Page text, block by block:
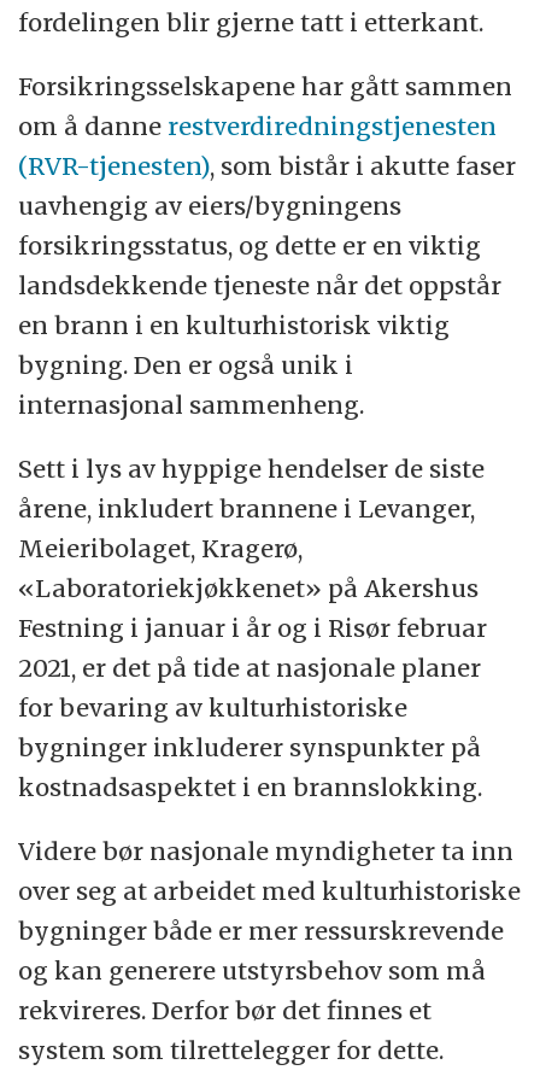
fordelingen blir gjerne tatt i etterkant.
Forsikringsselskapene har gått sammen
om å danne restverdiredningstjenesten
(RVR-tjenesten), som bistår i akutte faser
uavhengig av eiers/bygningens
forsikringsstatus, og dette er en viktig
landsdekkende tjeneste når det oppstår
en brann i en kulturhistorisk viktig
bygning. Den er også unik i
internasjonal sammenheng.
Sett i lys av hyppige hendelser de siste
årene, inkludert brannene i Levanger,
Meieribolaget, Kragerø,
«Laboratoriekjøkkenet» på Akershus
Festning i januar i år og i Risør februar
2021, er det på tide at nasjonale planer
for bevaring av kulturhistoriske
bygninger inkluderer synspunkter på
kostnadsaspektet i en brannslokking.
Videre bør nasjonale myndigheter ta inn
over seg at arbeidet med kulturhistoriske
bygninger både er mer ressurskrevende
og kan generere utstyrsbehov som må
rekvireres. Derfor bør det finnes et
system som tilrettelegger for dette.